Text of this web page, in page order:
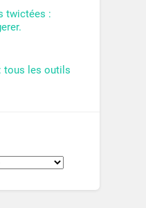
twictées :
tous les outils